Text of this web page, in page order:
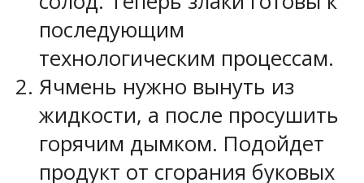
последующим
технологическим процессам.
Ячмень нужно вынуть из
жидкости, а после просушить
горячим дымком. Подойдет
продукт от сгорания буковых